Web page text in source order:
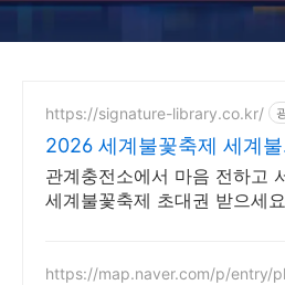
https://signature-library.co.kr/
2026 세계불꽃축제 세계불
축제 관람권 이벤트
관계충전소에서 마음 전하고
세계불꽃축제 초대권 받으세
https://map.naver.com/p/entry/